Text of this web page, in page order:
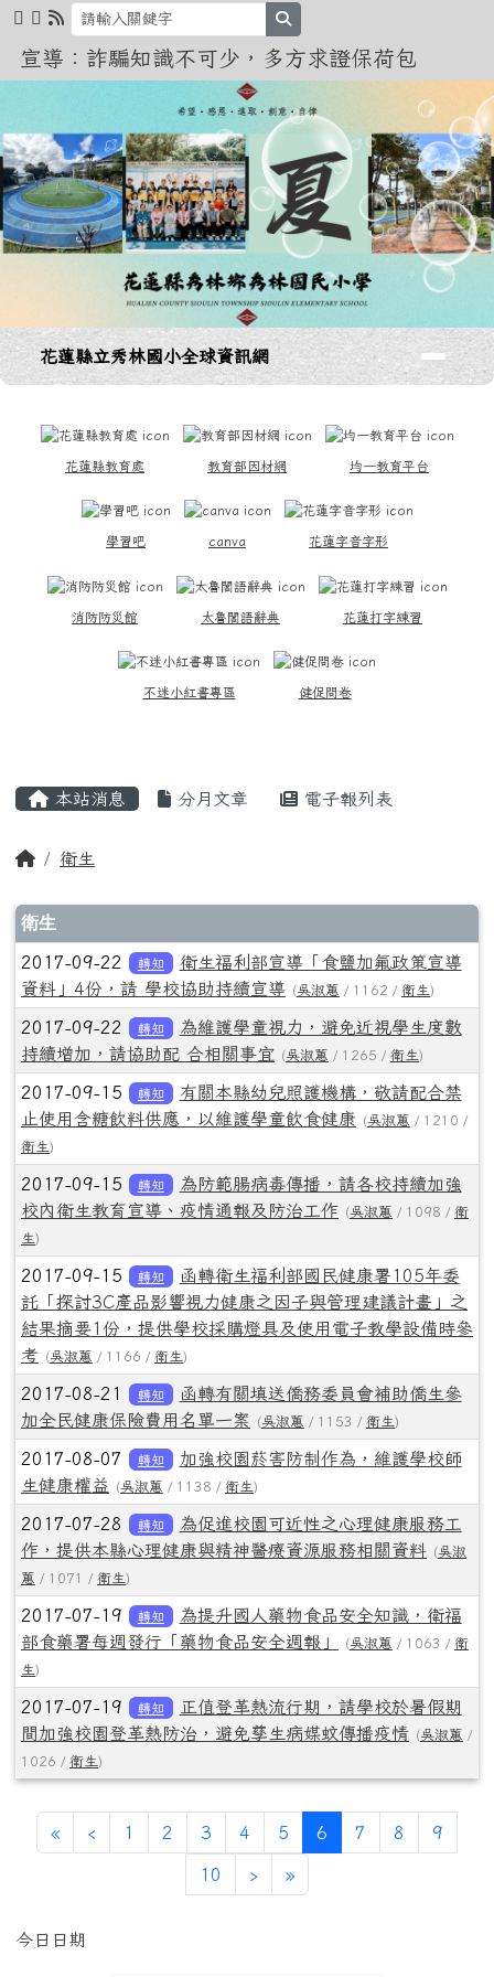
跳至主內容區
花蓮縣立秀林國小全球資訊網
宣導：詐騙知識不可少，多方求證保荷包
導覽列花蓮縣立秀林國小全球資訊網
花蓮縣教育處 教育部因材網 均一教育平台
學習吧 canva 花蓮字音字形
消防防災館 太魯閣語辭典 花蓮打字練習
不迷小紅書專區 健促問卷
本站消息 分月文章 電子報列表
回首頁
衛生
文章列表
衛生
2017-09-22 轉知
衛生福利部宣導「食鹽加氟政策宣導
資料」4份，請 學校協助持續宣導 (吳淑蕙 / 1162 / 衛生)
2017-09-22 轉知
為維護學童視力，避免近視學生度數
持續增加，請協助配 合相關事宜 (吳淑蕙 / 1265 / 衛生)
2017-09-15 轉知
有關本縣幼兒照護機構，敬請配合禁
止使用含糖飲料供應，以維護學童飲食健康
(吳淑蕙 / 1210 /
衛生)
2017-09-15 轉知
為防範腸病毒傳播，請各校持續加強
校內衛生教育宣導、疫情通報及防治工作 (吳淑蕙 / 1098 / 衛
生)
2017-09-15 轉知
函轉衛生福利部國民健康署105年委
託「探討3C產品影響視力健康之因子與管理建議計畫」之
結果摘要1份，提供學校採購燈具及使用電子教學設備時參
考 (吳淑蕙 / 1166 / 衛生)
2017-08-21 轉知
函轉有關填送僑務委員會補助僑生參
加全民健康保險費用名單一案
(吳淑蕙 / 1153 / 衛生)
2017-08-07 轉知
加強校園菸害防制作為，維護學校師
生健康權益
(吳淑蕙 / 1138 / 衛生)
2017-07-28 轉知
為促進校園可近性之心理健康服務工
作，提供本縣心理健康與精神醫療資源服務相關資料 (吳淑
蕙 / 1071 / 衛生)
2017-07-19 轉知
為提升國人藥物食品安全知識，衛福
部食藥署每週發行「藥物食品安全週報」
(吳淑蕙 / 1063 / 衛
生)
2017-07-19 轉知
正值登革熱流行期，請學校於暑假期
間加強校園登革熱防治，避免孳生病媒蚊傳播疫情 (吳淑蕙 /
1026 / 衛生)
«第一頁
‹ 上一頁
1 2 3 4 5 6 (目前頁次)
7 8 9
10 ›下一頁
»最後頁
左邊區域內容
今日日期